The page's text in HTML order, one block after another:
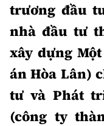
Multimedia
Emagazine
Photo
Infographic
Sách Vận tải
trương đầu
nhà đầu tư
xây dựng
án Hòa Lân)
tư và Phát
(công ty